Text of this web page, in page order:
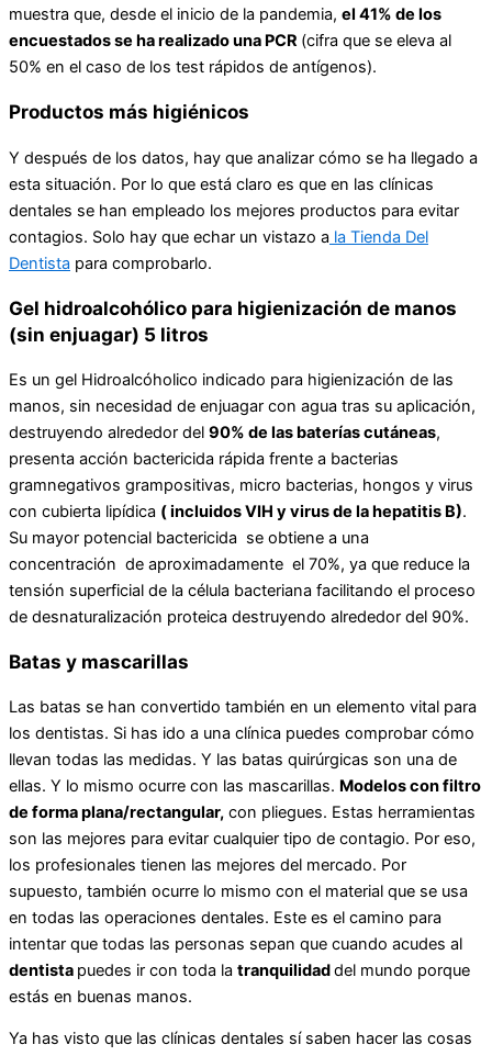
muestra que, desde el inicio de la pandemia, el 41% de los
encuestados se ha realizado una PCR (cifra que se eleva al
50% en el caso de los test rápidos de antígenos).
Productos más higiénicos
Y después de los datos, hay que analizar cómo se ha llegado a
esta situación. Por lo que está claro es que en las clínicas
dentales se han empleado los mejores productos para evitar
contagios. Solo hay que echar un vistazo a la Tienda Del
Dentista para comprobarlo.
Gel hidroalcohólico para higienización de manos
(sin enjuagar) 5 litros
Es un gel Hidroalcóholico indicado para higienización de las
manos, sin necesidad de enjuagar con agua tras su aplicación,
destruyendo alrededor del 90% de las baterías cutáneas,
presenta acción bactericida rápida frente a bacterias
gramnegativos grampositivas, micro bacterias, hongos y virus
con cubierta lipídica ( incluidos VIH y virus de la hepatitis B).
Su mayor potencial bactericida se obtiene a una
concentración de aproximadamente el 70%, ya que reduce la
tensión superficial de la célula bacteriana facilitando el proceso
de desnaturalización proteica destruyendo alrededor del 90%.
Batas y mascarillas
Las batas se han convertido también en un elemento vital para
los dentistas. Si has ido a una clínica puedes comprobar cómo
llevan todas las medidas. Y las batas quirúrgicas son una de
ellas. Y lo mismo ocurre con las mascarillas. Modelos con filtro
de forma plana/rectangular, con pliegues. Estas herramientas
son las mejores para evitar cualquier tipo de contagio. Por eso,
los profesionales tienen las mejores del mercado. Por
supuesto, también ocurre lo mismo con el material que se usa
en todas las operaciones dentales. Este es el camino para
intentar que todas las personas sepan que cuando acudes al
dentista puedes ir con toda la tranquilidaddel mundo porque
estás en buenas manos.
Ya has visto que las clínicas dentales sí saben hacer las cosas